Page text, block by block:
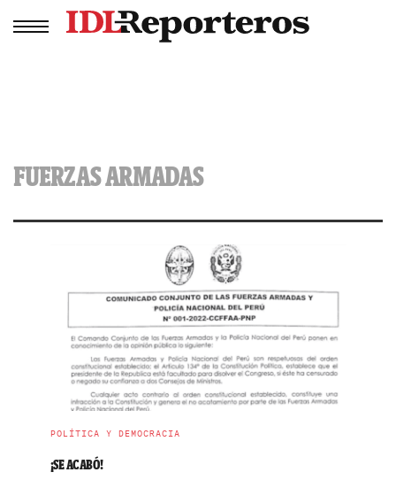
FUERZAS ARMADAS
POLÍTICA Y DEMOCRACIA
¡SE ACABÓ!